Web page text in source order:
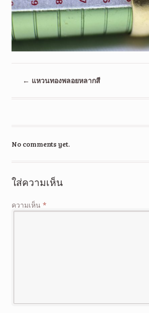
← แหวนทองพลอยหลากสี
No comments yet.
ใส่ความเห็น
ความเห็น *